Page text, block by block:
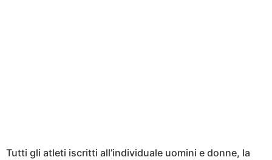
Tutti gli atleti iscritti all’individuale uomini e donne, la